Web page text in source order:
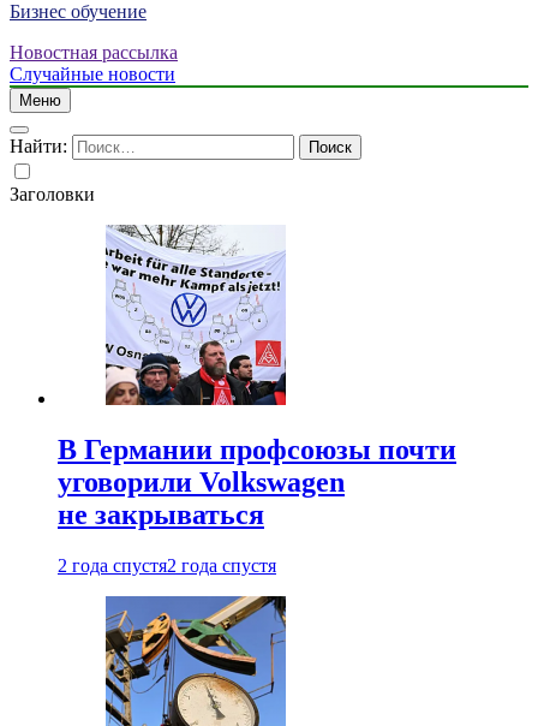
Бизнес обучение
Новостная рассылка
Случайные новости
Меню
Найти:
Заголовки
В Германии профсоюзы почти
уговорили Volkswagen
не закрываться
2 года спустя2 года спустя